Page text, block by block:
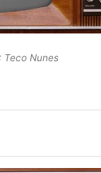
Teco Nunes